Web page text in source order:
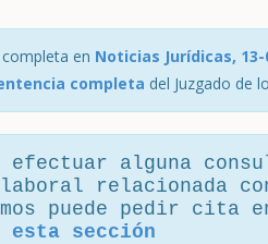
en Noticias Jurídicas, 13-
completa del Juzgado de
efectuar alguna
laboral relacionada
puede pedir cita
esta sección